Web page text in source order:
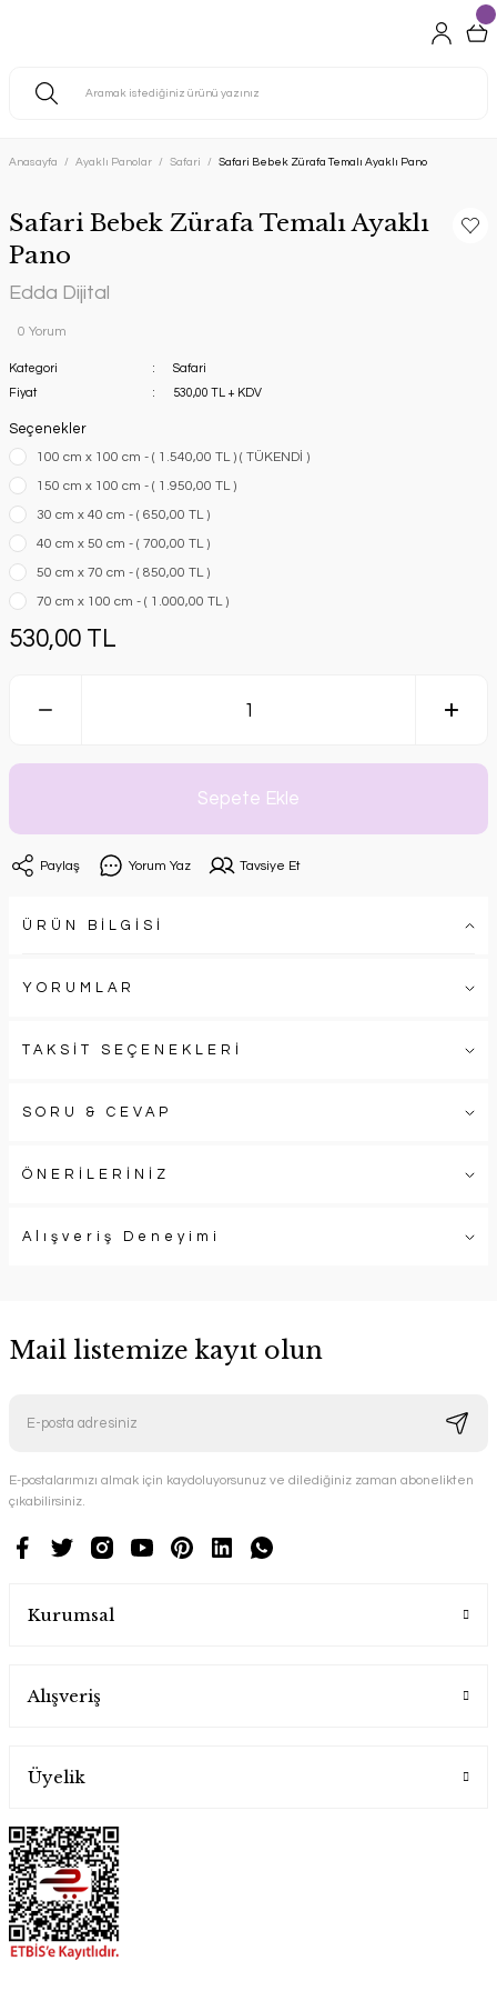
Anasayfa Ayaklı Panolar Safari Safari Bebek Zürafa Temalı Ayaklı Pano
Safari Bebek Zürafa Temalı Ayaklı
Pano
Edda Dijital
0 Yorum
Kategori
Safari
Fiyat
530,00 TL + KDV
Seçenekler
100 cm x 100 cm - ( 1.540,00 TL ) ( TÜKENDİ )
150 cm x 100 cm - ( 1.950,00 TL )
30 cm x 40 cm - ( 650,00 TL )
40 cm x 50 cm - ( 700,00 TL )
50 cm x 70 cm - ( 850,00 TL )
70 cm x 100 cm - ( 1.000,00 TL )
530,00 TL
Sepete Ekle
Paylaş Yorum Yaz Tavsiye Et
ÜRÜN BİLGİSİ
YORUMLAR
TAKSİT SEÇENEKLERİ
SORU & CEVAP
ÖNERİLERİNİZ
Alışveriş Deneyimi
Mail listemize kayıt olun
E-postalarımızı almak için kaydoluyorsunuz ve dilediğiniz zaman abonelikten
çıkabilirsiniz.
Kurumsal
Alışveriş
Üyelik